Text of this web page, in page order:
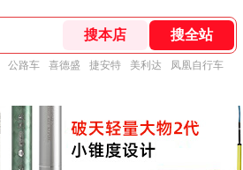
公路车 喜德盛 捷安特 美利达 凤凰自行车